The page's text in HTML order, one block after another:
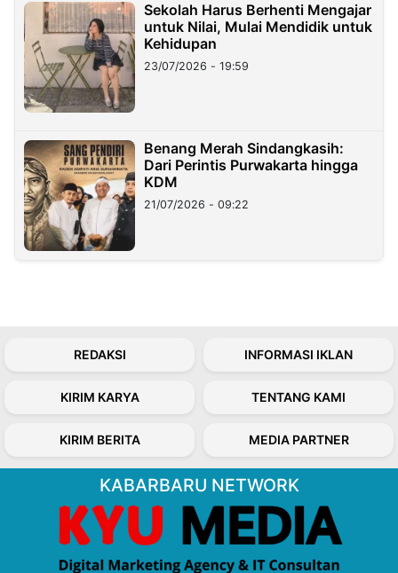
Sekolah Harus Berhenti Mengajar
untuk Nilai, Mulai Mendidik untuk
Kehidupan
23/07/2026 - 19:59
Benang Merah Sindangkasih:
Dari Perintis Purwakarta hingga
KDM
21/07/2026 - 09:22
REDAKSI INFORMASI IKLAN
KIRIM KARYA TENTANG KAMI
KIRIM BERITA MEDIA PARTNER
KABARBARU NETWORK